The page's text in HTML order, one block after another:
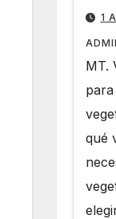
1
MT.
qué